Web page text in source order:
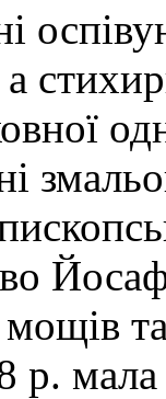
мощів
р.